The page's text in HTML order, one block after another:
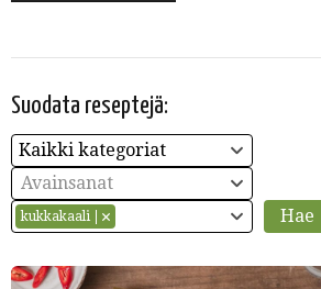
Suodata reseptejä:
Kaikki kategoriat
Avainsanat
kukkakaali